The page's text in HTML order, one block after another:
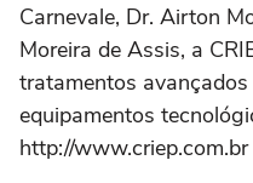
Carnevale, Dr. Airton
Moreira de Assis, a
tratamentos
equipamentos
http://www.criep.com.br